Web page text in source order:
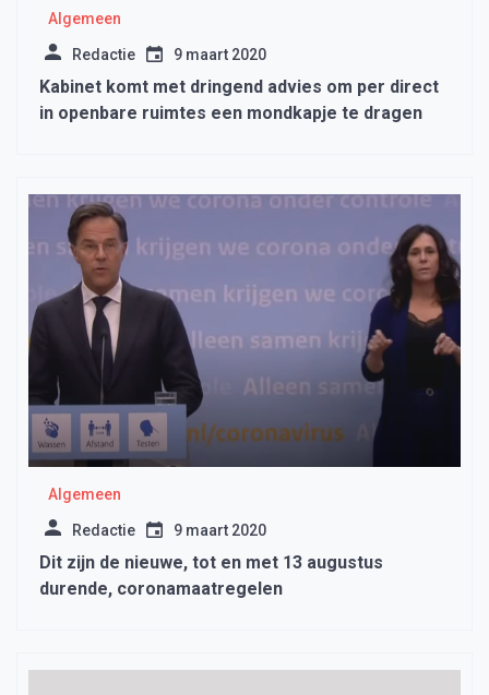
Algemeen
Redactie 9 maart 2020
Kabinet komt met dringend advies om per direct
in openbare ruimtes een mondkapje te dragen
Algemeen
Redactie 9 maart 2020
Dit zijn de nieuwe, tot en met 13 augustus
durende, coronamaatregelen